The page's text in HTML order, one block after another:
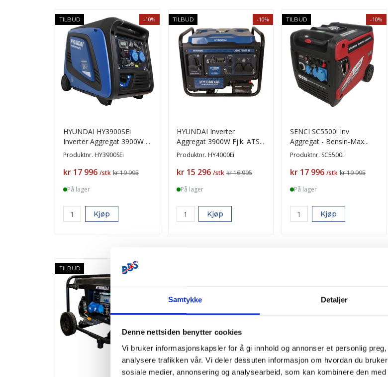
Samtykke Detaljer
Denne nettsiden benytter cookies
Vi bruker informasjonskapsler for å gi innhold og annonser et personlig
analysere trafikken vår. Vi deler dessuten informasjon om hvordan du
sosiale medier, annonsering og analysearbeid, som kan kombinere den
TILBUD -10%
HYUNDAI HY3900SEi
Inverter Aggregat 3900W -
El. start Bensin
Produktnr. HY3900SEi
Pris
kr 17 996 /stk kr 19 995
På lager
Kjøp
TILBUD -10%
HYUNDAI Inverter
Aggregat 3900W Fj.k. ATS
Bensin
Produktnr. HY4000Ei
Pris
kr 15 296 /stk kr 16 995
På lager
Kjøp
TILBUD -10%
SENCI SC5500i Inv.
Aggregat - Bensin-Max
6000W-ATS-El.start
Produktnr. SC5500i
Pris
kr 17 996 /stk kr 19 995
På lager
Kjøp
TILBUD